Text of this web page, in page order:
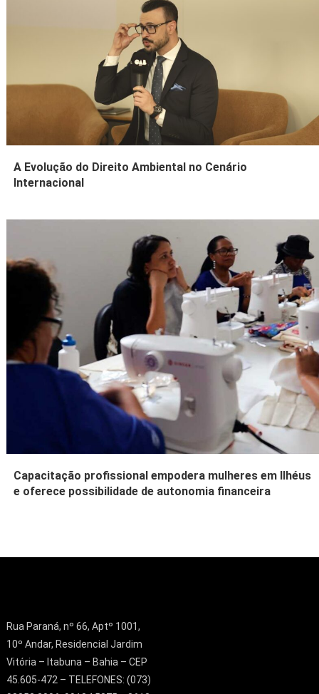
A Evolução do Direito Ambiental no Cenário
Internacional
Capacitação profissional empodera mulheres em Ilhéus
e oferece possibilidade de autonomia financeira
Rua Paraná, nº 66, Aptº 1001,
10º Andar, Residencial Jardim
Vitória – Itabuna – Bahia – CEP
45.605-472 – TELEFONES: (073)